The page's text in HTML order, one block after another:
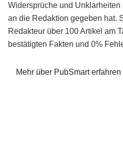
Widersprüche und
an die Redaktion gegeben hat.
Redakteur über 100 Artikel am
bestätigten Fakten und 0%
Mehr über PubSmart erfahren